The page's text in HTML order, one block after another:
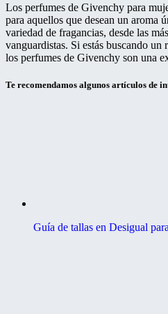
Los perfumes de Givenchy para
para aquellos que desean un aroma
variedad de fragancias, desde las
vanguardistas. Si estás buscando un
los perfumes de Givenchy son una
Te recomendamos algunos artículos de
Guía de tallas en Desigual